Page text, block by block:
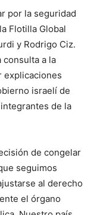
por la seguridad
Flotilla Global
y Rodrigo Ciz.
consulta a la
explicaciones
israelí de
de la
de congelar
seguimos
al derecho
el órgano